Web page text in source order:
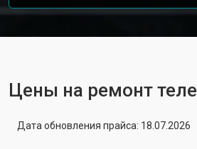
Цены на ремонт
Дата обновления прайса: 18.07.2026